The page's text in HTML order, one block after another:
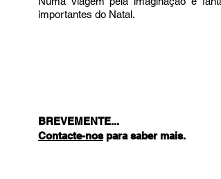
importantes do Natal.
BREVEMENTE...
Contacte-nospara saber mais.